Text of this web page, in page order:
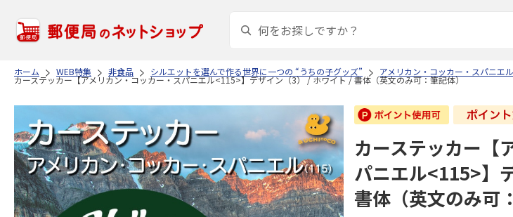
ホーム WEB特集 非食品 シルエットを選んで作る世界に一つの “うちの子グッズ” アメリカン・コッカー・スパニエル
カーステッカー【アメリカン・コッカー・スパニエル<115>】デザイン（3） / ホワイト / 書体（英文のみ可：筆記体）
カーステッカー【
パニエル<115>】
書体（英文のみ可